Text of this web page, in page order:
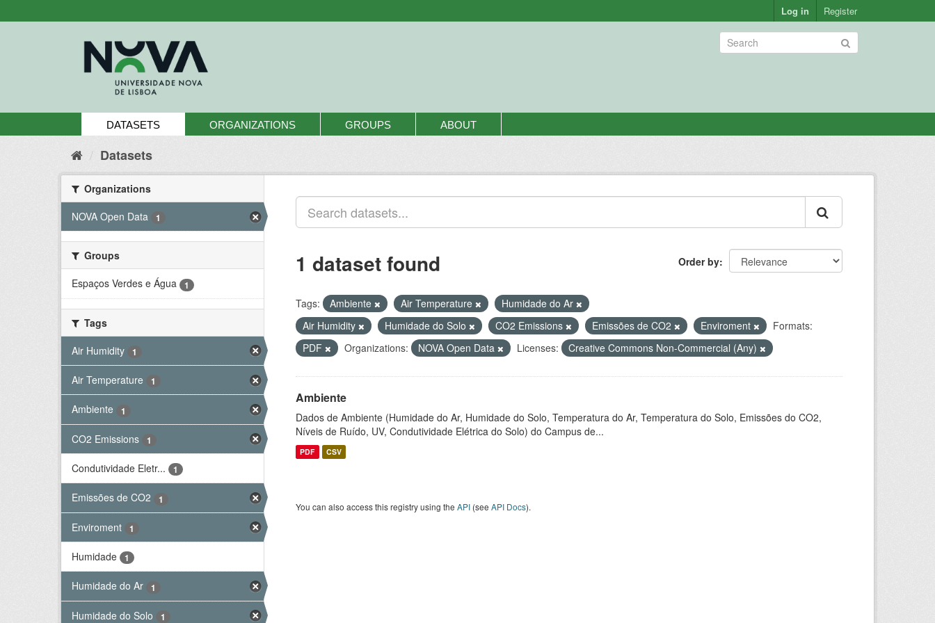
to
Log in Register
DATASETS ORGANIZATIONS GROUPS ABOUT
Datasets
Organizations
NOVA Open Data
1
Groups
Espaços Verdes e Água
1
Tags
Air Humidity
1
Air Temperature 1
Ambiente 1
CO2 Emissions 1
Condutividade Eletr... 1
Emissões de CO2 1
Enviroment 1
Humidade 1
Humidade do Ar 1
Humidade do Solo 1
Order by
1 dataset found
Tags: Ambiente Air Temperature
Humidade do Ar
Air Humidity
Humidade do Solo CO2 Emissions Emissões de CO2 Enviroment
Formats:
PDF
Organizations: NOVA Open Data Licenses: Creative Commons Non-Commercial (Any)
Ambiente
Dados de Ambiente (Humidade do Ar, Humidade do Solo, Temperatura do Ar, Temperatura do Solo, Emissões do CO2,
Níveis de Ruído, UV, Condutividade Elétrica do Solo) do Campus de...
PDF CSV
You can also access this registry using the API (see API Docs).